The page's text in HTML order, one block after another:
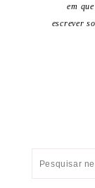
em
escrever